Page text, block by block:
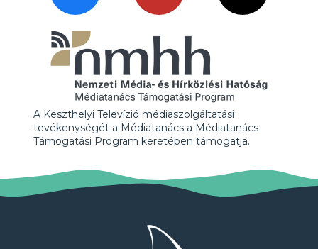
A Keszthelyi Televízió médiaszolgáltatási
tevékenységét a Médiatanács a Médiatanács
Támogatási Program keretében támogatja.